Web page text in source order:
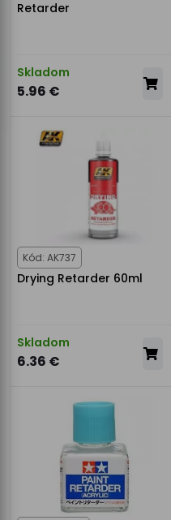
Retarder
Skladom
5.96 €
Kód: AK737
Drying Retarder 60ml
Skladom
6.36 €